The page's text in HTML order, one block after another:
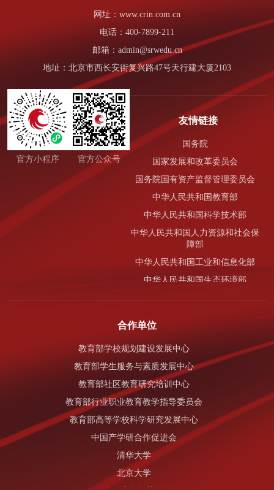
网址：www.crin.com.cn
电话：400-7899-211
邮箱：admin@srwedu.cn
地址：北京市西长安街复兴路47号天行建大厦2103
官方小程序 官方公众号
友情链接
国务院
国家发展和改革委员会
国务院国有资产监督管理委员会
中华人民共和国教育部
中华人民共和国科学技术部
中华人民共和国人力资源和社会保
障部
中华人民共和国工业和信息化部
中华人民共和国生态环境部
中国工程院
中华全国总工会
国家开发银行
国家自然科学基金委员会
合作单位
教育部学校规划建设发展中心
教育部学生服务与素质发展中心
教育部社区教育研究培训中心
教育部行业职业教育教学指导委员会
教育部高等学校科学研究发展中心
中国产学研合作促进会
清华大学
北京大学